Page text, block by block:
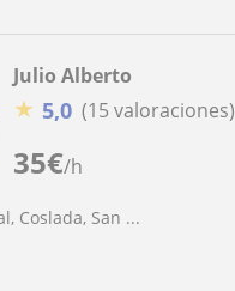
35€/h
Julio Alberto
★ 5,0 (15 valoraciones)
Coslada, San ...